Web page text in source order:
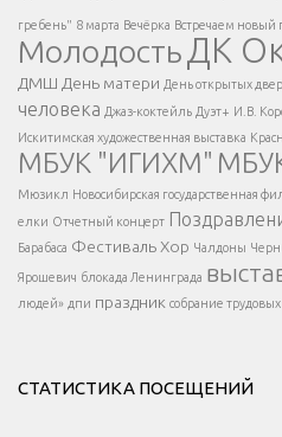
Напишите нам
</span >
Написать
</button >
</div >
гребень" 8 марта Вечёрка Встречаем новый
МолодостьДК
ДМШ День матери День открытых
человека Джаз-коктейль Дуэт+ И.В.
Искитимская художественная выставка
МБУК "ИГИХМ"
Мюзикл Новосибирская государственная
елки Отчетный концерт
Барабаса Фестиваль Хор Чалдоны
Ярошевич блокада Ленинграда
людей» дпи праздник собрание
СТАТИСТИКА ПОСЕЩЕНИЙ